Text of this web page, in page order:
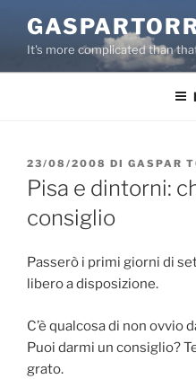
contenuto
It's more complicated than
PUBBLICATO
IL
23/08/2008 DI GASPAR
Pisa e dintorni:
consiglio
Passerò i primi giorni di
libero a disposizione.
C’è qualcosa di non ovvio
Puoi darmi un consiglio?
grato.